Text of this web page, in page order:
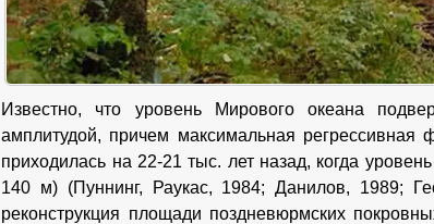
Известно, что уровень Мирового океана
амплитудой, причем максимальная регрессивная
приходилась на 22-21 тыс. лет назад, когда
140 м) (Пуннинг, Раукас, 1984; Данилов, 1989;
реконструкция площади поздневюрмских